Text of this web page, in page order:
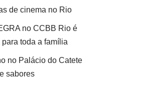
de cinema no Rio
no CCBB Rio é
toda a família
no Palácio do Catete
sabores